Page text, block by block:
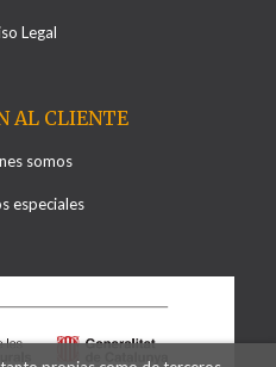
Legal
AL CLIENTE
somos
especiales